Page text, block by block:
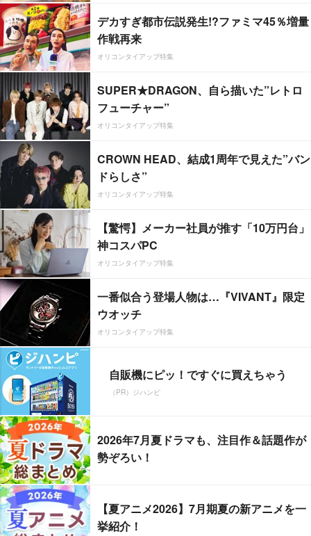
デカすぎ都市伝説発生!?ファミマ45％増量
作戦再来
オリコンタイアップ特集
SUPER★DRAGON、自ら描いた”レトロ
フューチャー”
オリコンタイアップ特集
CROWN HEAD、結成1周年で見えた”バン
ドらしさ”
オリコンタイアップ特集
【驚愕】メーカー社員が推す「10万円台」
神コスパPC
オリコンタイアップ特集
一番似合う登場人物は…『VIVANT』限定
ウオッチ
オリコンタイアップ特集
自販機にピッ！ですぐに買えちゃう
（PR）ジハンピ
2026年7月夏ドラマも、注目作＆話題作が
勢ぞろい！
【夏アニメ2026】7月期夏の新アニメを一
挙紹介！